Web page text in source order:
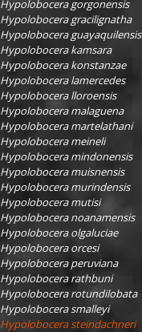
Hypolobocera gorgonensis
Hypolobocera gracilignatha
Hypolobocera guayaquilensis
Hypolobocera kamsara
Hypolobocera konstanzae
Hypolobocera lamercedes
Hypolobocera lloroensis
Hypolobocera malaguena
Hypolobocera martelathani
Hypolobocera meineli
Hypolobocera mindonensis
Hypolobocera muisnensis
Hypolobocera murindensis
Hypolobocera mutisi
Hypolobocera noanamensis
Hypolobocera olgaluciae
Hypolobocera orcesi
Hypolobocera peruviana
Hypolobocera rathbuni
Hypolobocera rotundilobata
Hypolobocera smalleyi
Hypolobocera steindachneri